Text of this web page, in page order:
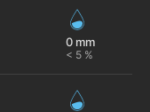
0 mm
< 5 %